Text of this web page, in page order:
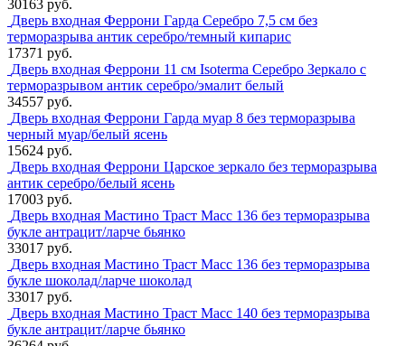
30163 руб.
Дверь входная Феррони Гарда Серебро 7,5 см без
терморазрыва антик серебро/темный кипарис
17371 руб.
Дверь входная Феррони 11 см Isoterma Серебро Зеркало с
терморазрывом антик серебро/эмалит белый
34557 руб.
Дверь входная Феррони Гарда муар 8 без терморазрыва
черный муар/белый ясень
15624 руб.
Дверь входная Феррони Царское зеркало без терморазрыва
антик серебро/белый ясень
17003 руб.
Дверь входная Мастино Траст Масс 136 без терморазрыва
букле антрацит/ларче бьянко
33017 руб.
Дверь входная Мастино Траст Масс 136 без терморазрыва
букле шоколад/ларче шоколад
33017 руб.
Дверь входная Мастино Траст Масс 140 без терморазрыва
букле антрацит/ларче бьянко